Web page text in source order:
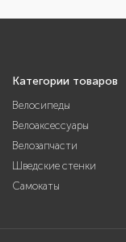
Категории товаров
Велосипеды
Велоаксессуары
Велозапчасти
Шведские стенки
Самокаты